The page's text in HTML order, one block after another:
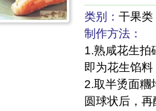
类别： 干果类
制作方法：
1.熟咸花生拍
即为花生馅
2.取半烫面糰
圆球状后，